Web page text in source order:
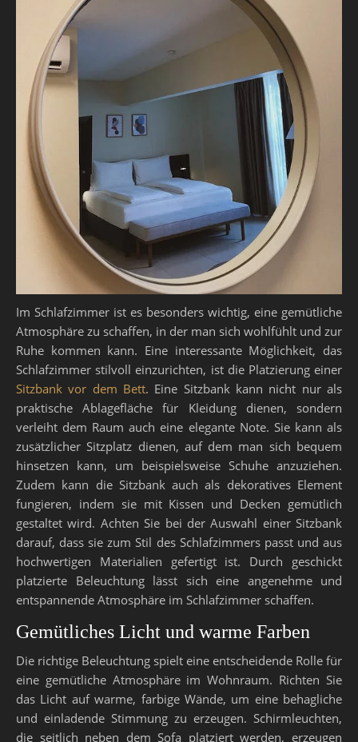
Im Schlafzimmer ist es besonders wichtig, eine gemütliche
Atmosphäre zu schaffen, in der man sich wohlfühlt und zur
Ruhe kommen kann. Eine interessante Möglichkeit, das
Schlafzimmer stilvoll einzurichten, ist die Platzierung einer
Sitzbank vor dem Bett. Eine Sitzbank kann nicht nur als
praktische Ablagefläche für Kleidung dienen, sondern
verleiht dem Raum auch eine elegante Note. Sie kann als
zusätzlicher Sitzplatz dienen, auf dem man sich bequem
hinsetzen kann, um beispielsweise Schuhe anzuziehen.
Zudem kann die Sitzbank auch als dekoratives Element
fungieren, indem sie mit Kissen und Decken gemütlich
gestaltet wird. Achten Sie bei der Auswahl einer Sitzbank
darauf, dass sie zum Stil des Schlafzimmers passt und aus
hochwertigen Materialien gefertigt ist. Durch geschickt
platzierte Beleuchtung lässt sich eine angenehme und
entspannende Atmosphäre im Schlafzimmer schaffen.
Gemütliches Licht und warme Farben
Die richtige Beleuchtung spielt eine entscheidende Rolle für
eine gemütliche Atmosphäre im Wohnraum. Richten Sie
das Licht auf warme, farbige Wände, um eine behagliche
und einladende Stimmung zu erzeugen. Schirmleuchten,
die seitlich neben dem Sofa platziert werden, erzeugen